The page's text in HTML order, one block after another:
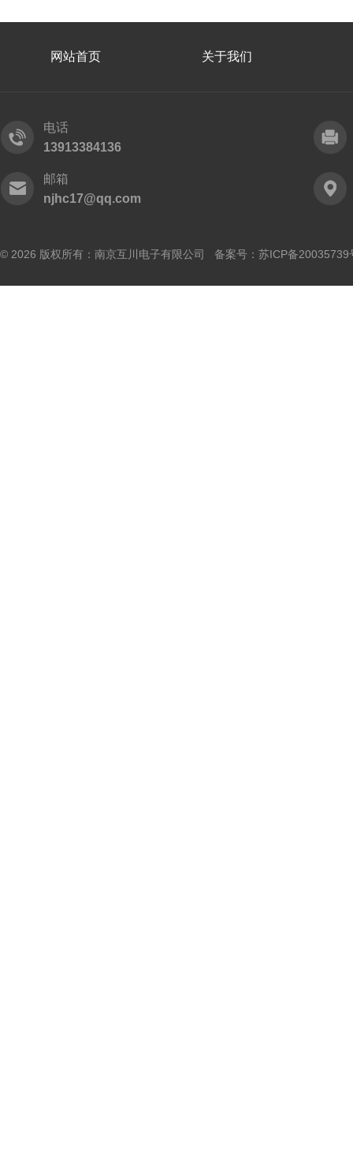
网站首页 关于我们
电话
13913384136
邮箱
njhc17@qq.com
© 2026 版权所有：南京互川电子有限公司 备案号： 苏ICP备20035739